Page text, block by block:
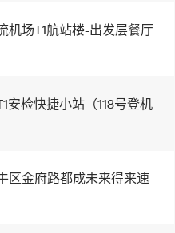
机场T1航站楼-出发层餐厅
安检快捷小站（118号登机
区金府路都成未来得来速